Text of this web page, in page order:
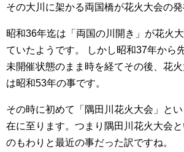
その大川に架かる両国橋が花火大会の発
昭和36年迄は「両国の川開き」が花火
ていたようです。 しかし昭和37年から
未開催状態のまま時を経てその後、花
は昭和53年の事です。
その時に初めて「隅田川花火大会」と
在に至ります。つまり隅田川花火大会
のもわりと最近の事だった訳ですね。